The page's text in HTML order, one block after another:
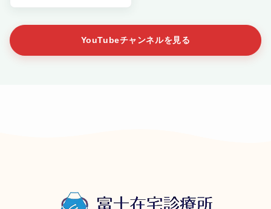
YouTubeチャンネルを見る